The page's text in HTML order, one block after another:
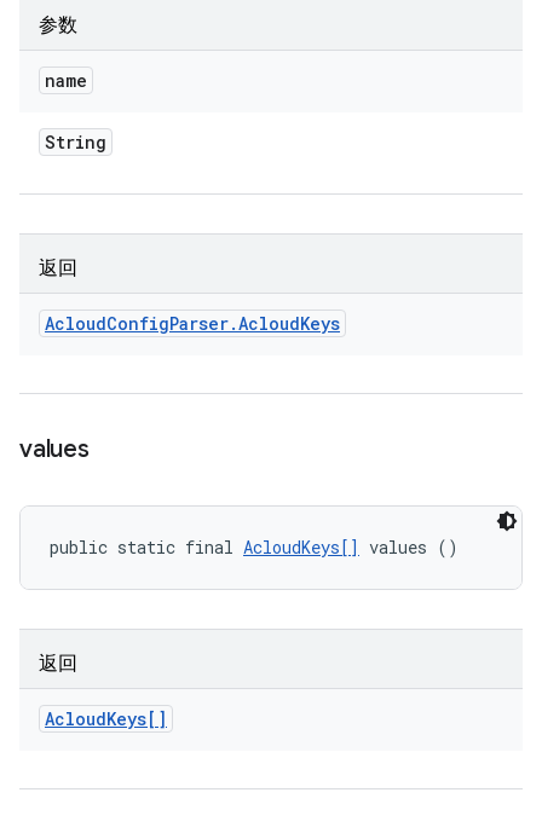
参数
name
String
返回
AcloudConfigParser.AcloudKeys
values
public static final AcloudKeys[] values ()
返回
AcloudKeys[]